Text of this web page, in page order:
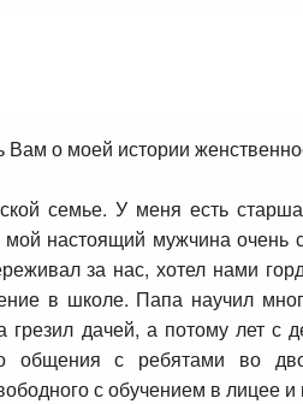
о моей истории
семье. У меня есть
настоящий мужчина очень
за нас, хотел нами
в школе. Папа научил
дачей, а потому лет с
общения с ребятами во
с обучением в лицее